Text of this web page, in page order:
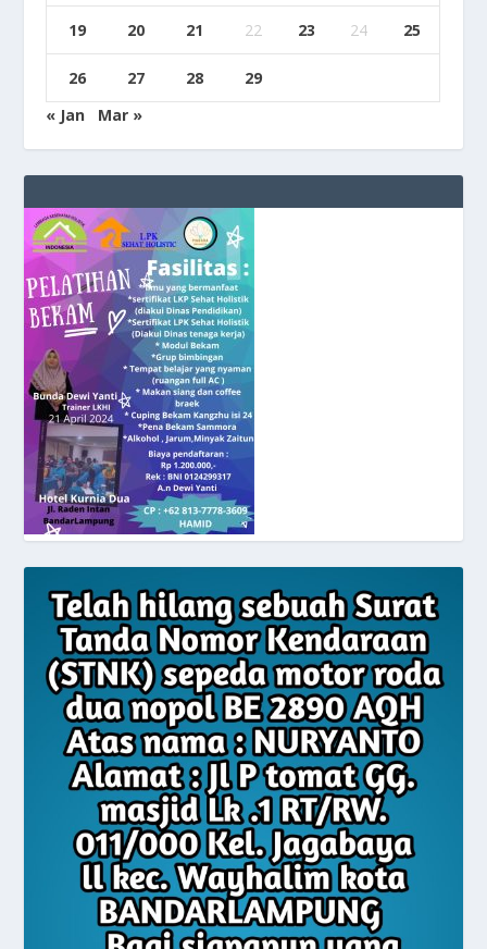
19 20 21 22 23 24 25
26 27 28
29
« Jan
Mar »